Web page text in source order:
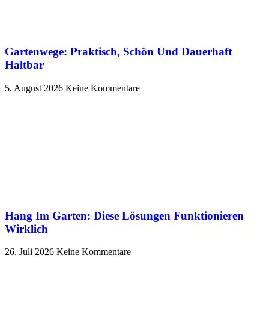
Gartenwege: Praktisch, Schön Und Dauerhaft
Haltbar
5. August 2026 Keine Kommentare
Hang Im Garten: Diese Lösungen Funktionieren
Wirklich
26. Juli 2026 Keine Kommentare